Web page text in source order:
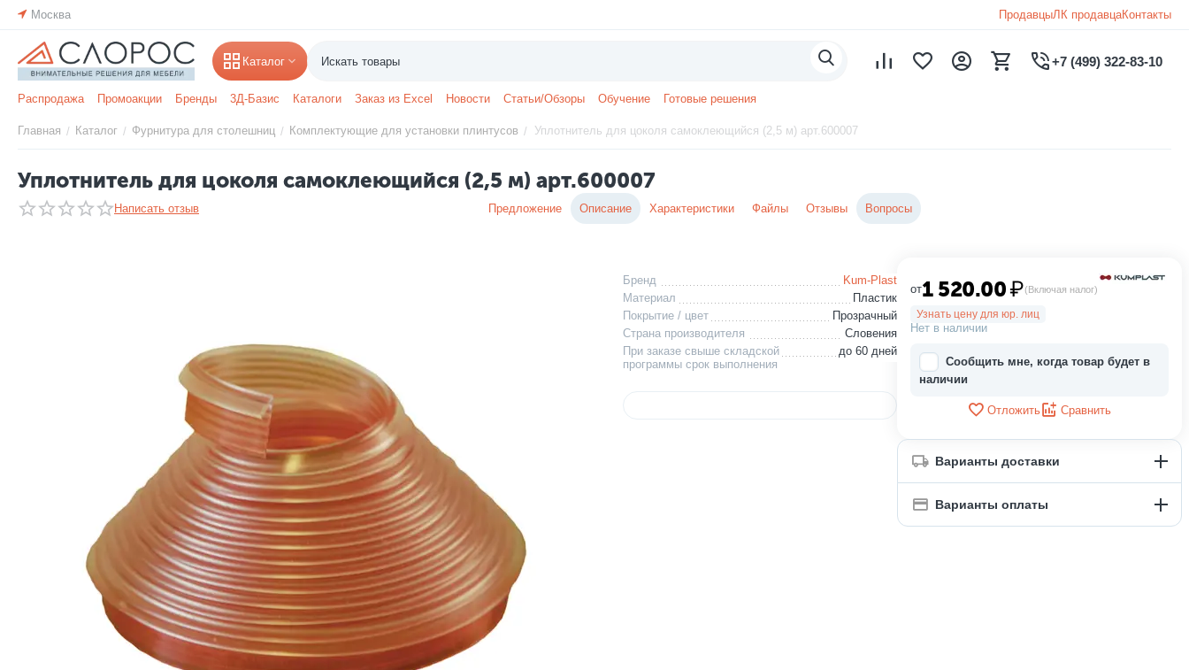
Москва ПродавцыЛК продавцаКонтакты
Каталог +7 (499) 322-83-10
Распродажа Промоакции Бренды 3Д-Базис Каталоги Заказ из Excel Новости Статьи/Обзоры Обучение Готовые решения
Главная / Каталог / Фурнитура для столешниц / Комплектующие для установки плинтусов / Уплотнитель для цоколя самоклеющийся (2,5 м) арт.600007
Уплотнитель для цоколя самоклеющийся (2,5 м) арт.600007
Написать отзыв Предложение Описание Характеристики Файлы Отзывы Вопросы
Бренд
Kum-Plast
Материал
Пластик
Покрытие / цвет
Прозрачный
Страна производителя
Словения
При заказе свыше складской
программы срок выполнения
до 60 дней
от1 520.00₽(Включая налог)
Узнать цену для юр. лиц
Нет в наличии
Сообщить мне, когда товар будет в
наличии
Отложить Сравнить
Варианты доставки
Варианты оплаты